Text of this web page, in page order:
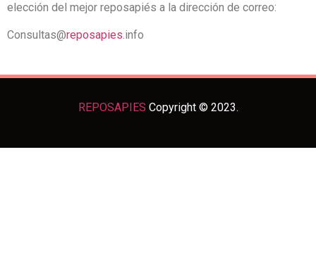
elección del mejor reposapiés a la dirección de correo:
Consultas@reposapies.info
REPOSAPIES Copyright © 2023.